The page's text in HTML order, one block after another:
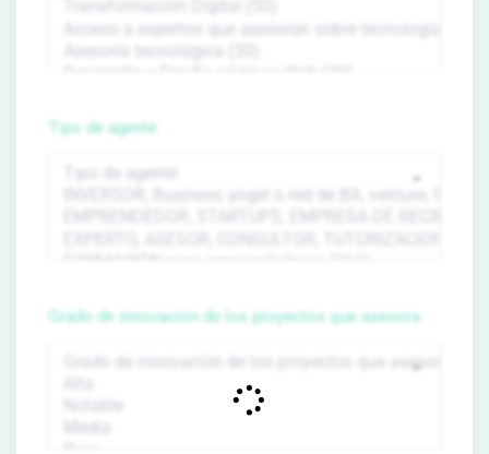
Tipo de agente
Grado de innovación de los proyectos que asesora